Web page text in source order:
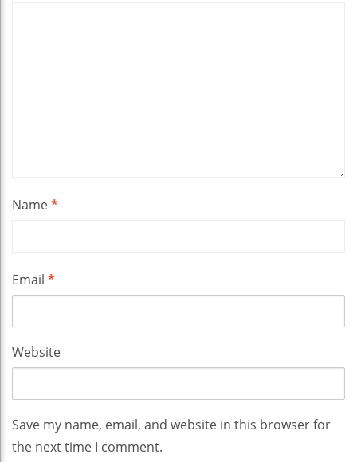
Name*
Email *
Website
Save my name, email, and website in this browser for
the next time I comment.